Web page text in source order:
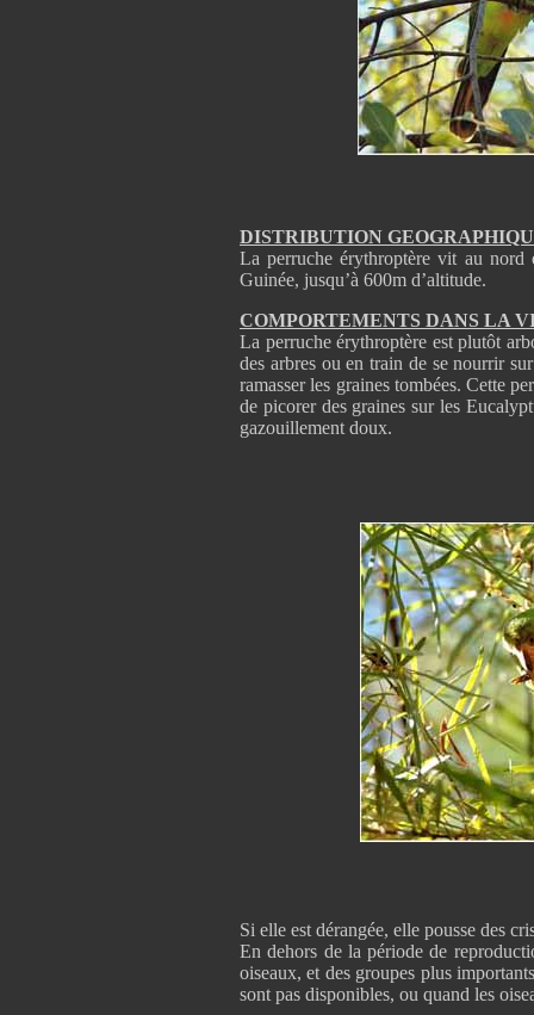
DISTRIBUTION
La perruche érythroptère vit au
Guinée, jusqu’à 600m d’altitude.
COMPORTEMENTS DANS LA
La perruche érythroptère est plutôt
des arbres ou en train de se nourrir
ramasser les graines tombées. Cette
de picorer des graines sur les
gazouillement doux.
Si elle est dérangée, elle pousse des
En dehors de la période de
oiseaux, et des groupes plus
sont pas disponibles, ou quand les